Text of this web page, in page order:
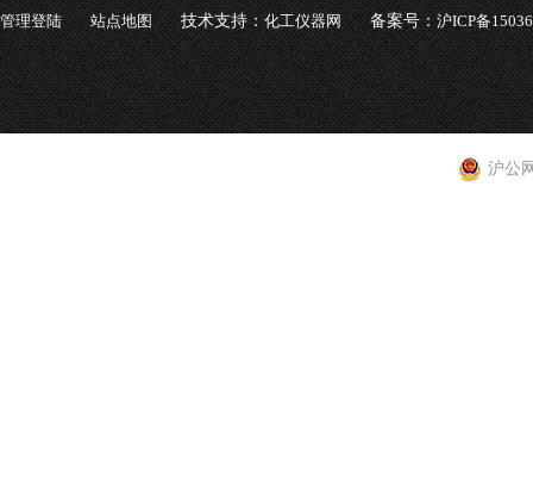
管理登陆 站点地图 技术支持：化工仪器网 备案号：沪ICP备
沪公